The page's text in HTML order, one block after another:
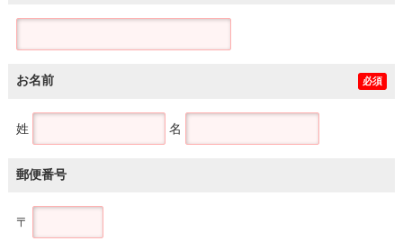
お名前 必須
姓 名
郵便番号
〒